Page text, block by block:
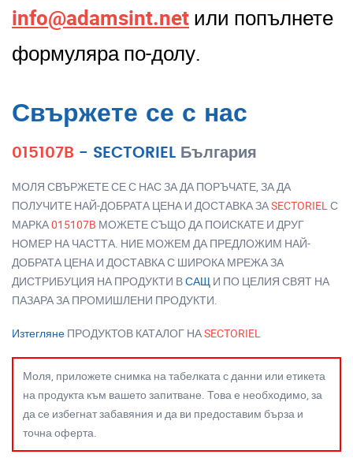
info@adamsint.net или попълнете
формуляра по-долу.
Свържете се с нас
015107B - SECTORIEL България
МОЛЯ СВЪРЖЕТЕ СЕ С НАС ЗА ДА ПОРЪЧАТЕ, ЗА ДА
ПОЛУЧИТЕ НАЙ-ДОБРАТА ЦЕНА И ДОСТАВКА ЗАSECTORIEL С
МАРКА015107B МОЖЕТЕ СЪЩО ДА ПОИСКАТЕ И ДРУГ
НОМЕР НА ЧАСТТА. НИЕ МОЖЕМ ДА ПРЕДЛОЖИМ НАЙ-
ДОБРАТА ЦЕНА И ДОСТАВКА С ШИРОКА МРЕЖА ЗА
ДИСТРИБУЦИЯ НА ПРОДУКТИ ВСАЩ И ПО ЦЕЛИЯ СВЯТ НА
ПАЗАРА ЗА ПРОМИШЛЕНИ ПРОДУКТИ.
Изтегляне ПРОДУКТОВ КАТАЛОГ НАSECTORIEL
Моля, приложете снимка на табелката с данни или етикета
на продукта към вашето запитване. Това е необходимо, за
да се избегнат забавяния и да ви предоставим бърза и
точна оферта.